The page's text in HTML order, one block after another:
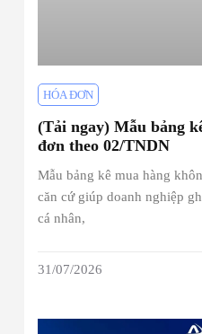
HÓA ĐƠN
(Tải ngay) Mẫu bảng
đơn theo 02/TNDN
Mẫu bảng kê mua hàng
căn cứ giúp doanh nghiệp
cá nhân,
31/07/2026